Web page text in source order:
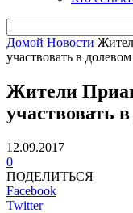
Домой Новости
участвовать в
Жители
участвовать
12.09.2017
0
ПОДЕЛИТЬСЯ
Facebook
Twitter